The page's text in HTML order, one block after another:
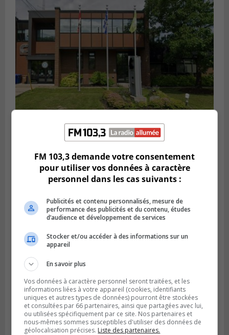
SAINT-CONSTANT
Publié le 4 août 2026 à 14h02
Saint-Constant signe une nouvelle
convention pour le bien de la population
SAINT-LAMBERT
Publié le 4 août 2026 à 12h00
Une conseillère de Saint-Lambert craint le
développement de MET
FM 103,3 demande votre consentement
pour utiliser vos données à caractère
personnel dans les cas suivants :
Publicités et contenu personnalisés, mesure de
performance des publicités et du contenu, études
d’audience et développement de services
Stocker et/ou accéder à des informations sur un
appareil
En savoir plus
Vos données à caractère personnel seront traitées, et les
informations liées à votre appareil (cookies, identifiants
uniques et autres types de données) pourront être stockées
et consultées par 66 partenaires, ainsi que partagées avec lui,
ou utilisées spécifiquement par ce site. Nos partenaires et
nous-mêmes sommes susceptibles d'utiliser des données de
géolocalisation précises. Liste des partenaires.